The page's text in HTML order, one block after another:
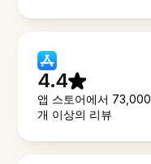
4.4
앱 스토어에서 73,000
개 이상의 리뷰